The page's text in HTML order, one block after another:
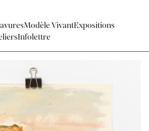
Modèle VivantExpositions
Infolettre